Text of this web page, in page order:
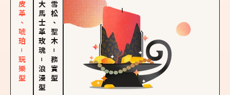
皮革、琥珀－玩樂型 大馬士革玫瑰
－
浪漫型
雪松、聖木
－
務實型